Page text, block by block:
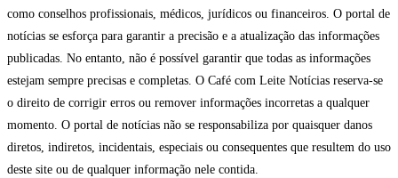
como conselhos profissionais, médicos, jurídicos ou financeiros. O portal de
notícias se esforça para garantir a precisão e a atualização das informações
publicadas. No entanto, não é possível garantir que todas as informações
estejam sempre precisas e completas. O Café com Leite Notícias reserva-se
o direito de corrigir erros ou remover informações incorretas a qualquer
momento. O portal de notícias não se responsabiliza por quaisquer danos
diretos, indiretos, incidentais, especiais ou consequentes que resultem do uso
deste site ou de qualquer informação nele contida.